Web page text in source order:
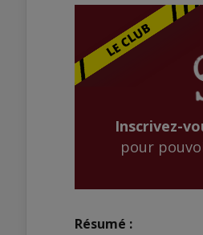
Inscrivez-
pour
Résumé :